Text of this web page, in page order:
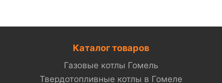
Каталог товаров
Газовые котлы Гомель
Твердотопливные котлы в Гомеле